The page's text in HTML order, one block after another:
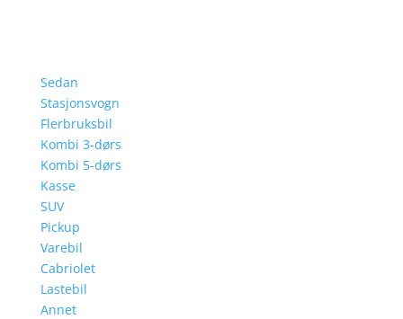
Sedan
Stasjonsvogn
Flerbruksbil
Kombi 3-dørs
Kombi 5-dørs
Kasse
SUV
Pickup
Varebil
Cabriolet
Lastebil
Annet